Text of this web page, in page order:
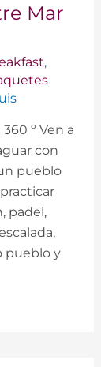
Mar
,
º Ven a
con
pueblo
padel,
pueblo y